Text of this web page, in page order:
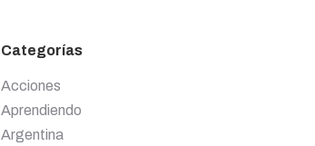
Categorías
Acciones
Aprendiendo
Argentina